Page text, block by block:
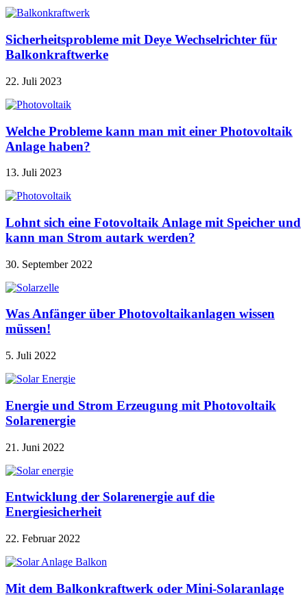
Sicherheitsprobleme mit Deye Wechselrichter für
Balkonkraftwerke
22. Juli 2023
Welche Probleme kann man mit einer Photovoltaik
Anlage haben?
13. Juli 2023
Lohnt sich eine Fotovoltaik Anlage mit Speicher und
kann man Strom autark werden?
30. September 2022
Was Anfänger über Photovoltaikanlagen wissen
müssen!
5. Juli 2022
Energie und Strom Erzeugung mit Photovoltaik
Solarenergie
21. Juni 2022
Entwicklung der Solarenergie auf die
Energiesicherheit
22. Februar 2022
Mit dem Balkonkraftwerk oder Mini-Solaranlage